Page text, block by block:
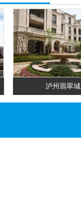
泸州翡翠城